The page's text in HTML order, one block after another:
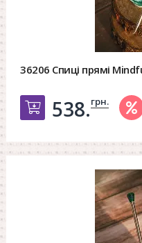
36206 Спиці прямі
Добавить в
538.грн.